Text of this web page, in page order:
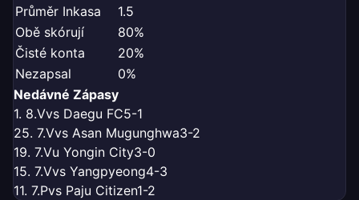
Průměr Inkasa
1.5
Obě skórují
80%
Čisté konta
20%
Nezapsal
0%
Nedávné Zápasy
1. 8.Vvs Daegu FC5-1
25. 7.Vvs Asan Mugunghwa3-2
19. 7.Vu Yongin City3-0
15. 7.Vvs Yangpyeong4-3
11. 7.Pvs Paju Citizen1-2